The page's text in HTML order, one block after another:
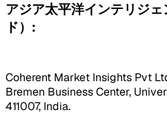
アジア太平洋インテリジ
ド）:
Coherent Market Insights Pvt
Bremen Business Center,
411007, India.